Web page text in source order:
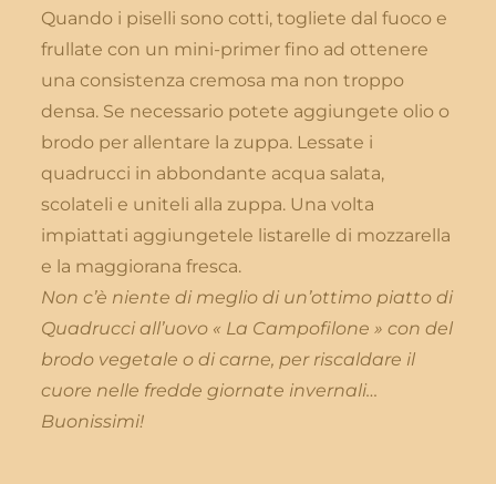
Quando i piselli sono cotti, togliete dal fuoco e
frullate con un mini-primer fino ad ottenere
una consistenza cremosa ma non troppo
densa. Se necessario potete aggiungete olio o
brodo per allentare la zuppa. Lessate i
quadrucci in abbondante acqua salata,
scolateli e uniteli alla zuppa. Una volta
impiattati aggiungetele listarelle di mozzarella
e la maggiorana fresca.
Non c’è niente di meglio di un’ottimo piatto di
Quadrucci all’uovo « La Campofilone » con del
brodo vegetale o di carne, per riscaldare il
cuore nelle fredde giornate invernali…
Buonissimi!